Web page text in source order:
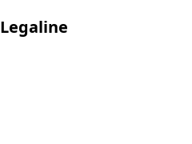
Legaline